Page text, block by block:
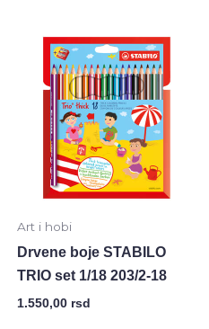
Art i hobi
Drvene boje STABILO
TRIO set 1/18 203/2-18
1.550,00 rsd